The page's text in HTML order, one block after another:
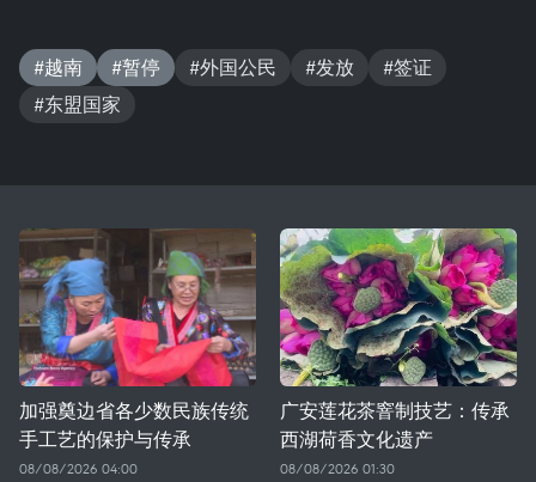
#越南 #暂停 #外国公民 #发放
#签证
#东盟国家
加强奠边省各少数民族传统
手工艺的保护与传承
08/08/2026 04:00
广安莲花茶窨制技艺：传承
西湖荷香文化遗产
08/08/2026 01:30